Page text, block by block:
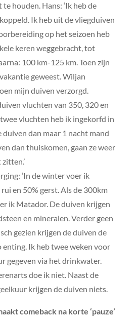
houden. Hans: ‘Ik heb de
Ik heb uit de vliegduiven
op het seizoen heb
keren weggebracht, tot
100 km-125 km. Toen zijn
geweest. Wiljan
mijn duiven verzorgd.
vluchten van 350, 320 en
vluchten heb ik ingekorfd in
dan maar 1 nacht mand
dan thuiskomen, gaan ze weer
‘In de winter voer ik
en 50% gerst. Als de 300km
ik Matador. De duiven krijgen
en mineralen. Verder geen
gezien krijgen de duiven de
enting. Ik heb twee weken voor
gegeven via het drinkwater.
doe ik niet. Naast de
krijgen de duiven niets.
comeback na korte ‘pauze’